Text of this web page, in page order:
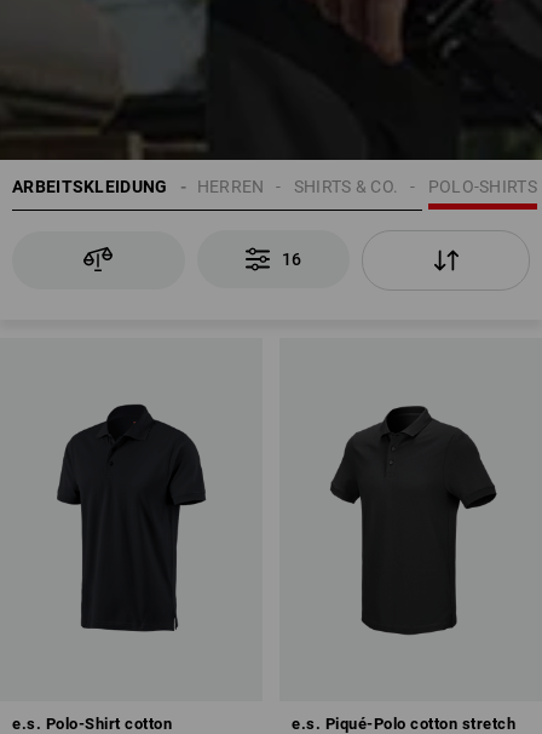
ARBEITSKLEIDUNG POLO-SHIRTS
SHIRTS & CO.
HERREN
16
e.s. Polo-Shirt cotton e.s. Piqué-Polo cotton stretch